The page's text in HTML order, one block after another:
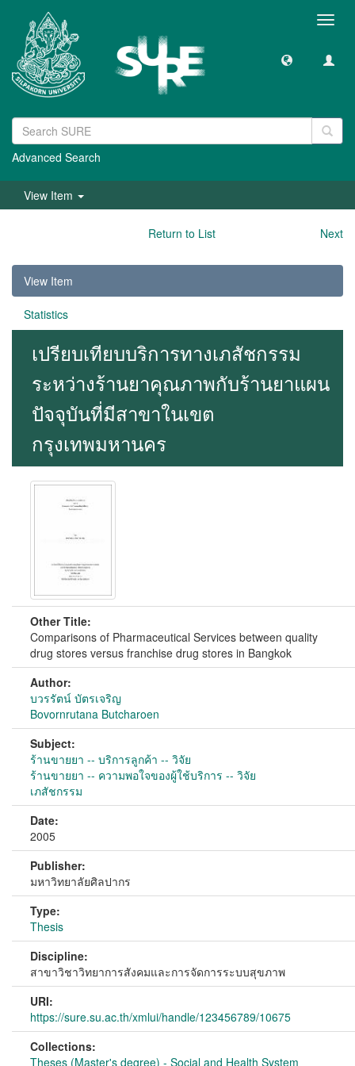
Advanced Search
View Item
Return to List Next
View Item
Statistics
เปรียบเทียบบริการทางเภสัชกรรม
ระหว่างร้านยาคุณภาพกับร้านยาแผน
ปัจจุบันที่มีสาขาในเขต
กรุงเทพมหานคร
Other Title:
Comparisons of Pharmaceutical Services between quality
drug stores versus franchise drug stores in Bangkok
Author:
บวรรัตน์ บัตรเจริญ
Bovornrutana Butcharoen
Subject:
ร้านขายยา -- บริการลูกค้า -- วิจัย
ร้านขายยา -- ความพอใจของผู้ใช้บริการ -- วิจัย
เภสัชกรรม
Date:
2005
Publisher:
มหาวิทยาลัยศิลปากร
Type:
Thesis
Discipline:
สาขาวิชาวิทยาการสังคมและการจัดการระบบสุขภาพ
URI:
https://sure.su.ac.th/xmlui/handle/123456789/10675
Collections:
Theses (Master's degree) - Social and Health System